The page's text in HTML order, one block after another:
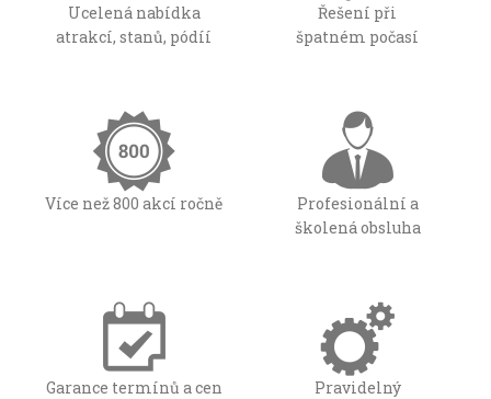
Ucelená nabídka
atrakcí, stanů, pódíí
Řešení při
špatném počasí
Více než 800 akcí ročně
Profesionální a
školená obsluha
Garance termínů a cen
Pravidelný